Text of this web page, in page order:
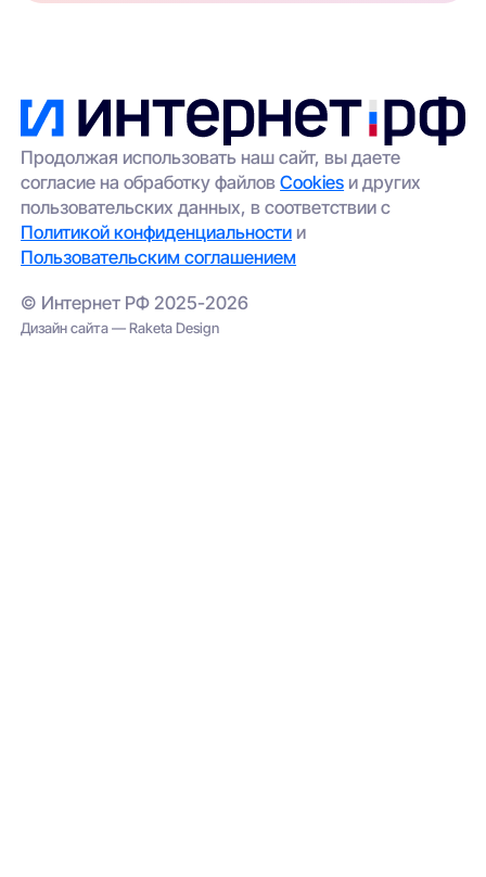
Продолжая использовать наш сайт, вы даете
согласие на обработку файловCookies и других
пользовательских данных, в соответствии с
Политикой конфиденциальности и
Пользовательским соглашением
© Интернет РФ 2025-2026
Дизайн сайта — Raketa Design